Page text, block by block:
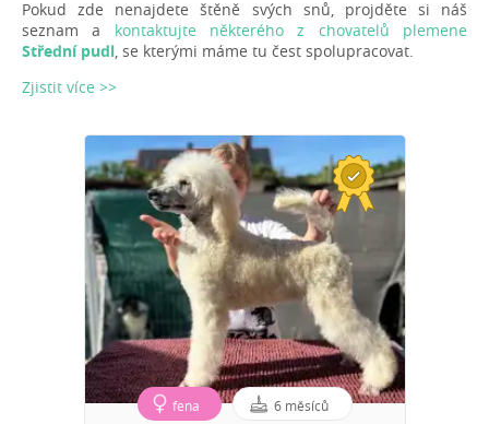
Pokud zde nenajdete štěně svých snů, projděte si náš
seznam a kontaktujte některého z chovatelů plemene
Střední pudl, se kterými máme tu čest spolupracovat.
Zjistit více >>
fena 6 měsíců